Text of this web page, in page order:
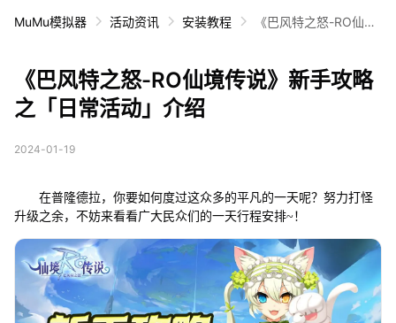
MuMu模拟器 活动资讯 安装教程
《巴风特之怒-RO仙境
《巴风特之怒-RO仙境传说》新手攻略
之「日常活动」介绍
2024-01-19
在普隆德拉，你要如何度过这众多的平凡的一天呢？努力打怪
升级之余，不妨来看看广大民众们的一天行程安排~！